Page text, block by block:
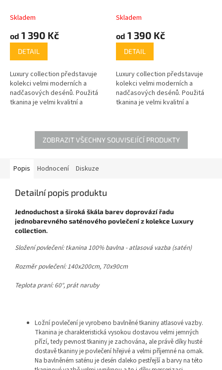
Skladem
od 1 390 Kč
DETAIL
Luxury collection představuje
kolekci velmi moderních a
nadčasových desénů. Použitá
tkanina je velmi kvalitní a
barviva, která lze prát na 60°C.
Skladem
od 1 390 Kč
DETAIL
Luxury collection představuje
kolekci velmi moderních a
nadčasových desénů. Použitá
tkanina je velmi kvalitní a
barviva, která lze prát na
60°C. gramáž 125g/m2
ZOBRAZIT VŠECHNY SOUVISEJÍCÍ PRODUKTY
Popis Hodnocení Diskuze
Detailní popis produktu
Jednoduchost a široká škála barev doprovází řadu
jednobarevného saténového povlečení z kolekce Luxury
collection.
Složení povlečení: tkanina 100% bavlna - atlasová vazba (satén)
Rozměr povlečení: 140x200cm, 70x90cm
Teplota praní: 60°, prát naruby
Ložní povlečení je vyrobeno bavlněné tkaniny atlasové vazby.
Tkanina je charakteristická vysokou dostavou velmi jemných
přízí, tedy pevnost tkaniny je zachována, ale právě díky husté
dostavě tkaniny je povlečení hřejivé a velmi příjemné na omak.
Na bavlněném saténu je desén daleko pestřejší a barvy na této